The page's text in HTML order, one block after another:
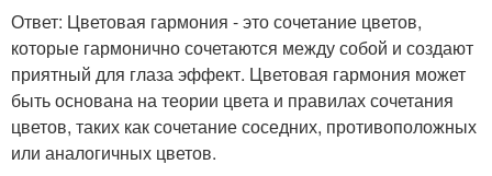
Ответ: Цветовая гармония - это сочетание цветов,
которые гармонично сочетаются между собой и создают
приятный для глаза эффект. Цветовая гармония может
быть основана на теории цвета и правилах сочетания
цветов, таких как сочетание соседних, противоположных
или аналогичных цветов.